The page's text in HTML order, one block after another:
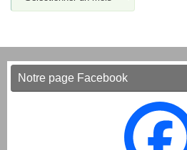
Notre page Facebook